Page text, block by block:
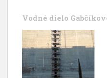
Vodné dielo